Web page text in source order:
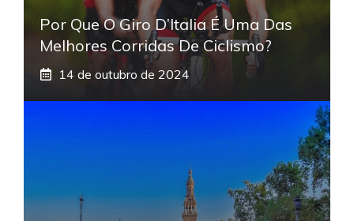
Por Que O Giro D’Italia É Uma Das
Melhores Corridas De Ciclismo?
14 de outubro de 2024